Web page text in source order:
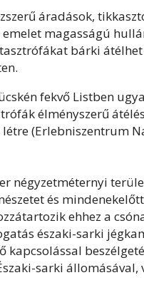
áradások,
magasságú
bárki átélhet
fekvő Listben
élményszerű
(Erlebniszentrum
négyzetméternyi
és
ehhez a
északi-sarki
kapcsolással
sarki állomásával,